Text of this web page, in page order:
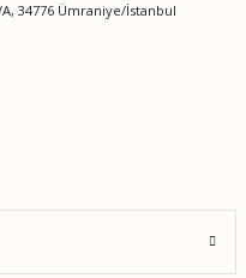
34776 Ümraniye/İstanbul